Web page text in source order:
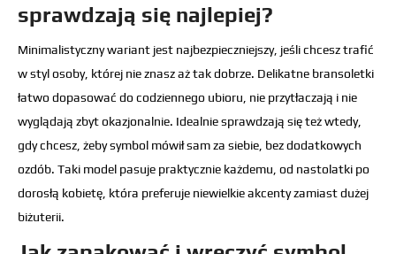
sprawdzają się najlepiej?
Minimalistyczny wariant jest najbezpieczniejszy, jeśli chcesz trafić
w styl osoby, której nie znasz aż tak dobrze. Delikatne bransoletki
łatwo dopasować do codziennego ubioru, nie przytłaczają i nie
wyglądają zbyt okazjonalnie. Idealnie sprawdzają się też wtedy,
gdy chcesz, żeby symbol mówił sam za siebie, bez dodatkowych
ozdób. Taki model pasuje praktycznie każdemu, od nastolatki po
dorosłą kobietę, która preferuje niewielkie akcenty zamiast dużej
biżuterii.